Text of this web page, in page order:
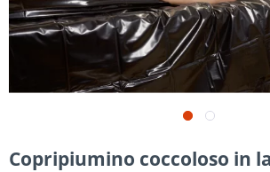
Copripiumino coccoloso in